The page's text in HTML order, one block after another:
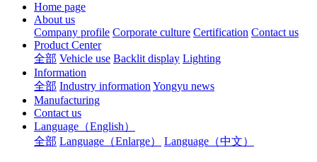
Home page
About us
Company profile Corporate culture Certification Contact us
Product Center
全部 Vehicle use Backlit display Lighting
Information
全部 Industry information Yongyu news
Manufacturing
Contact us
Language（English）
全部 Language（Enlarge） Language（中文）